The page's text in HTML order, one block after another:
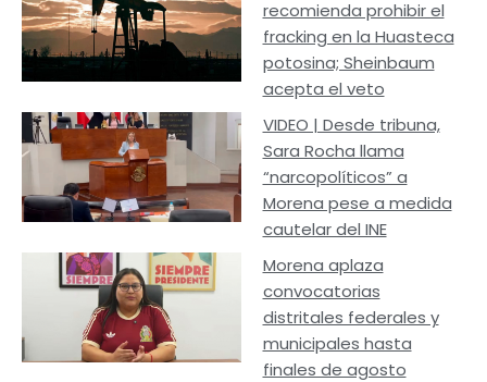
recomienda prohibir el
fracking en la Huasteca
potosina; Sheinbaum
acepta el veto
VIDEO | Desde tribuna,
Sara Rocha llama
“narcopolíticos” a
Morena pese a medida
cautelar del INE
Morena aplaza
convocatorias
distritales federales y
municipales hasta
finales de agosto